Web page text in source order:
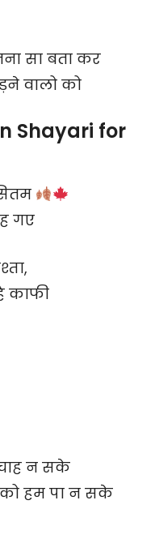
सा बता कर
वालो को
Shayari for
गए
काफी
न सके
हम पा न सके